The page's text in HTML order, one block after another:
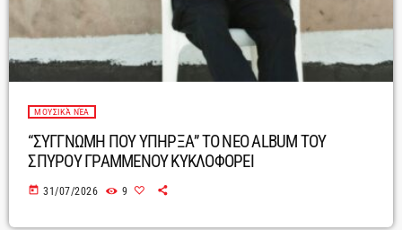
ΜΟΥΣΙΚΆ ΝΈΑ
“ΣΥΓΓΝΩΜΗ ΠΟΥ ΥΠΗΡΞΑ” ΤΟ ΝΕΟ ALBUM ΤΟΥ
ΣΠΥΡΟΥ ΓΡΑΜΜΕΝΟΥ ΚΥΚΛΟΦΟΡΕΙ
today 31/07/2026 9